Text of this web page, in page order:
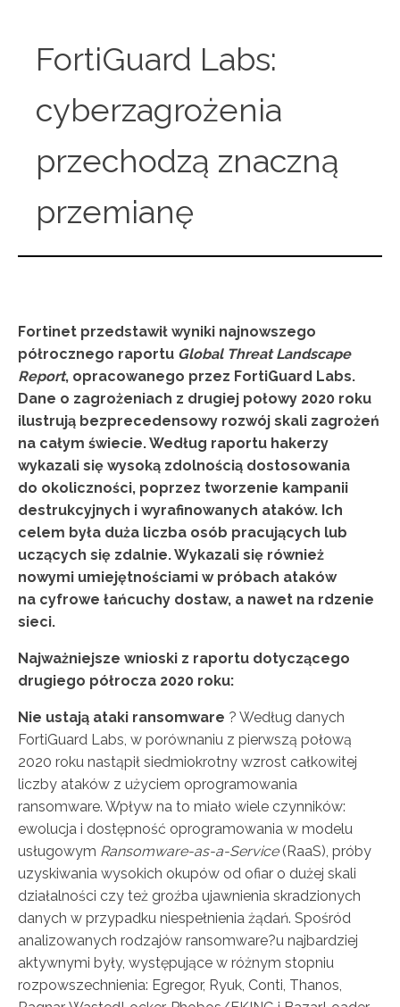
FortiGuard Labs:
cyberzagrożenia
przechodzą znaczną
przemianę
Fortinet przedstawił wyniki najnowszego
półrocznego raportu Global Threat Landscape
Report, opracowanego przez FortiGuard Labs.
Dane o zagrożeniach z drugiej połowy 2020 roku
ilustrują bezprecedensowy rozwój skali zagrożeń
na całym świecie. Według raportu hakerzy
wykazali się wysoką zdolnością dostosowania
do okoliczności, poprzez tworzenie kampanii
destrukcyjnych i wyrafinowanych ataków. Ich
celem była duża liczba osób pracujących lub
uczących się zdalnie. Wykazali się również
nowymi umiejętnościami w próbach ataków
na cyfrowe łańcuchy dostaw, a nawet na rdzenie
sieci.
Najważniejsze wnioski z raportu dotyczącego
drugiego półrocza 2020 roku:
Nie ustają ataki ransomware ? Według danych
FortiGuard Labs, w porównaniu z pierwszą połową
2020 roku nastąpił siedmiokrotny wzrost całkowitej
liczby ataków z użyciem oprogramowania
ransomware. Wpływ na to miało wiele czynników:
ewolucja i dostępność oprogramowania w modelu
usługowym Ransomware-as-a-Service(RaaS), próby
uzyskiwania wysokich okupów od ofiar o dużej skali
działalności czy też groźba ujawnienia skradzionych
danych w przypadku niespełnienia żądań. Spośród
analizowanych rodzajów ransomware?u najbardziej
aktywnymi były, występujące w różnym stopniu
rozpowszechnienia: Egregor, Ryuk, Conti, Thanos,